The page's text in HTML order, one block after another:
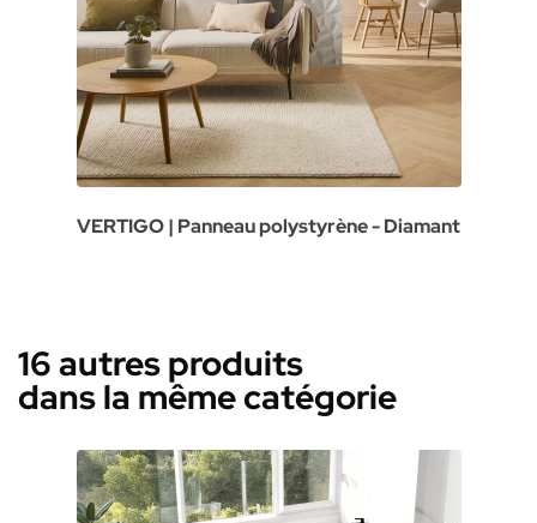
VERTIGO | Panneau polystyrène - Diamant
16 autres produits
dans la même catégorie